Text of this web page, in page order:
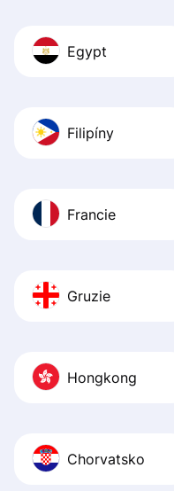
Egypt
Filipíny
Francie
Gruzie
Hongkong
Chorvatsko